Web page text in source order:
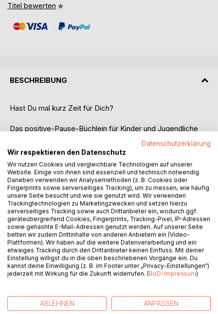
Titel bewerten
BESCHREIBUNG
Hast Du mal kurz Zeit für Dich?
Das positive-Pause-Büchlein für Kinder und Jugendliche
Zwischen all´ dem, was man täglich um die Ohren hat,
vergisst man leider oft, bewusst ein kleines Päuschen
einzulegen.
Dabei haben die Aufmerksamkeitslenkung auf positive
Aspekte und kleine entspannende Päuschen aber eine
deutlich wohltuende und schützende Wirkung und sollten
gerade auch von Kindern und Jugendlichen öfter in ihren
stressigen und mit Terminen vollgepackten Alltag integriert
werden.
Dieses positive-Pause-Büchlein kann helfen 40 Tage lang
eher weniger, um sich etwas Gutes zu tun.
Datenschutzerklärung
Wir respektieren den Datenschutz
Wir nutzen Cookies und vergleichbare Technologien auf unserer
Website. Einige von ihnen sind essenziell und technisch notwendig.
Daneben verwenden wir Analysemethoden (z. B. Cookies oder
Fingerprints sowie serverseitiges Tracking), um zu messen, wie häufig
unsere Seite besucht und wie sie genutzt wird. Wir verwenden
Trackingtechnologien zu Marketingzwecken und setzen hierzu
serverseitiges Tracking sowie auch Drittanbieter ein, wodurch ggf.
geräteübergreifend Cookies, Fingerprints, Tracking-Pixel, IP-Adressen
sowie gehashte E-Mail-Adressen genutzt werden. Auf unserer Seite
betten wir zudem Drittinhalte von anderen Anbietern ein (Video-
Plattformen). Wir haben auf die weitere Datenverarbeitung und ein
etwaiges Tracking durch den Drittanbieter keinen Einfluss. Mit deiner
Einstellung willigst du in die oben beschriebenen Vorgänge ein. Du
kannst deine Einwilligung (z. B. im Footer unter „Privacy-Einstellungen“)
jederzeit mit Wirkung für die Zukunft widerrufen. (BoD-Impressum)
ABLEHNEN ANPASSEN